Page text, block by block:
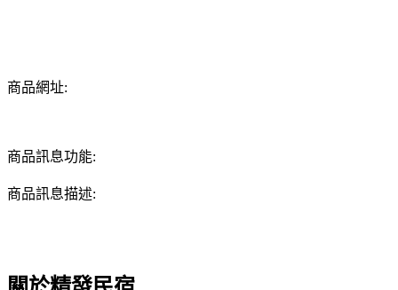
商品網址:
商品訊息功能:
商品訊息描述: